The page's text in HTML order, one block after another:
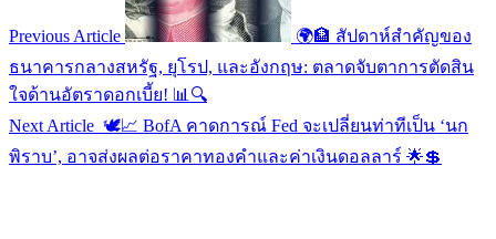
Previous Article
🌍🏦 สัปดาห์สำคัญของ
ธนาคารกลางสหรัฐ, ยุโรป, และอังกฤษ: ตลาดจับตาการตัดสิน
ใจด้านอัตราดอกเบี้ย! 📊🔍
Next Article 🕊️📈 BofA คาดการณ์ Fed จะเปลี่ยนท่าทีเป็น ‘นก
พิราบ’, อาจส่งผลต่อราคาทองคำและค่าเงินดอลลาร์ 🌟💲